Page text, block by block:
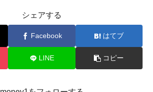
シェアする
Facebook はてブ
LINE コピー